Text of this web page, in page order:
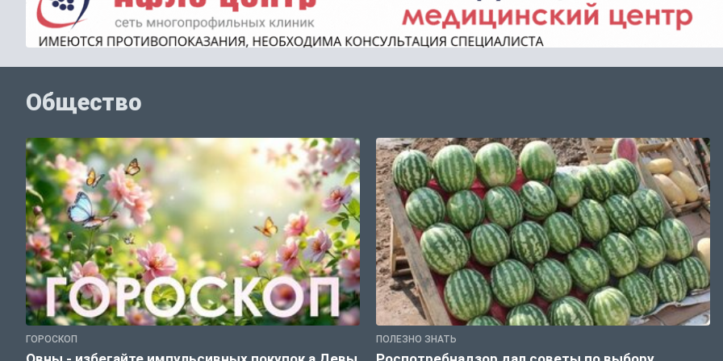
Общество
ГОРОСКОП ПОЛЕЗНО ЗНАТЬ